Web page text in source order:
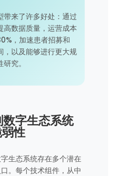
带来了许多好处：通过
高数据质量，运营成本
，加速患者招募和
，以及能够进行更大规
究。
数字生态系统
性
生态系统存在多个潜在
。每个技术组件，从中